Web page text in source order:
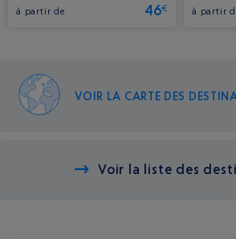
à partir de 46€ à partir
VOIR LA CARTE DES
Voir la liste des